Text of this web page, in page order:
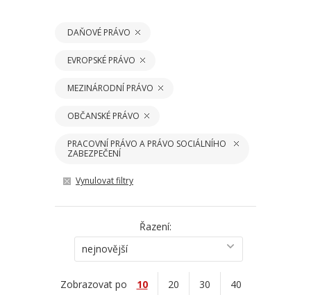
DAŇOVÉ PRÁVO
EVROPSKÉ PRÁVO
MEZINÁRODNÍ PRÁVO
OBČANSKÉ PRÁVO
PRACOVNÍ PRÁVO A PRÁVO SOCIÁLNÍHO
ZABEZPEČENÍ
Vynulovat filtry
Řazení:
nejnovější
Zobrazovat po 10 20 30 40